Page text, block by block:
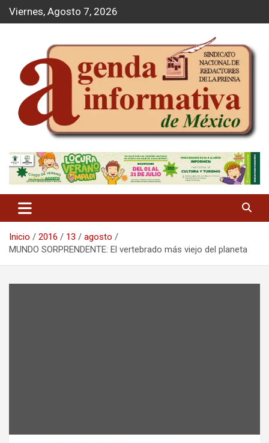
d
Viernes, Agosto 7, 2026
Agenda Informativa
Inicio 2016 13
agosto
MUNDO SORPRENDENTE: El vertebrado más viejo del planeta